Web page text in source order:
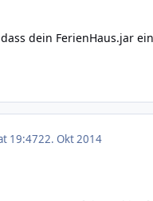
dein FerienHaus.jar
19:4722. Okt 2014